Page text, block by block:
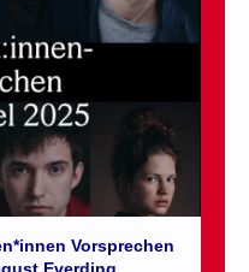
Vorsprechen